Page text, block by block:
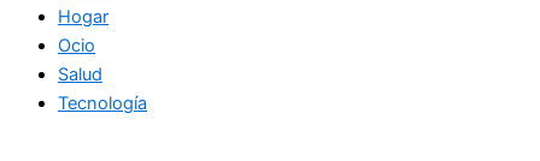
Hogar
Ocio
Salud
Tecnología